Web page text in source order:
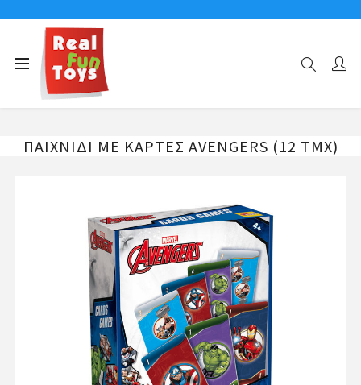
Αρχική σελίδα
ΠΑΙΧΝΙΔΙ ΜΕ ΚΑΡΤΕΣ AVENGERS (12 ΤΜΧ)
ΠΑΙΧΝΙΔΙ ΜΕ ΚΑΡΤΕΣ AVENGERS (12 ΤΜΧ)